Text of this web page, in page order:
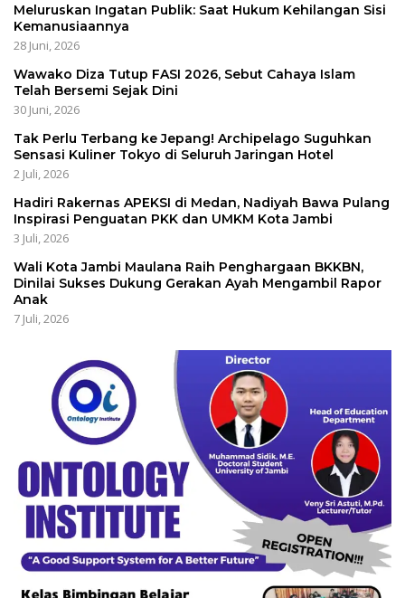
Meluruskan Ingatan Publik: Saat Hukum Kehilangan Sisi
Kemanusiaannya
28 Juni, 2026
Wawako Diza Tutup FASI 2026, Sebut Cahaya Islam
Telah Bersemi Sejak Dini
30 Juni, 2026
Tak Perlu Terbang ke Jepang! Archipelago Suguhkan
Sensasi Kuliner Tokyo di Seluruh Jaringan Hotel
2 Juli, 2026
Hadiri Rakernas APEKSI di Medan, Nadiyah Bawa Pulang
Inspirasi Penguatan PKK dan UMKM Kota Jambi
3 Juli, 2026
Wali Kota Jambi Maulana Raih Penghargaan BKKBN,
Dinilai Sukses Dukung Gerakan Ayah Mengambil Rapor
Anak
7 Juli, 2026